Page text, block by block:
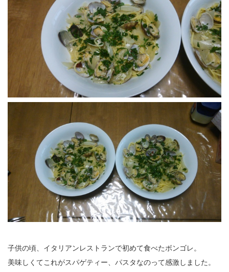
子供の頃、イタリアンレストランで初めて食べたボンゴレ。
美味しくてこれがスパゲティー、パスタなのって感激しました。